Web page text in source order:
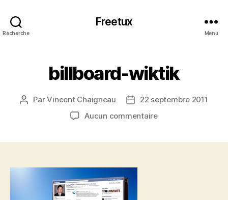
Recherche
Freetux
Menu
billboard-wiktik
Auteur
ParVincent Chaigneau
Date22 septembre 2011
Aucun commentairesur